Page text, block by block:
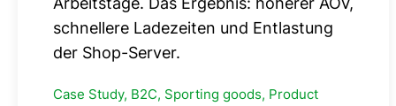
schnellere Ladezeiten und Entlastung
der Shop-Server.
Case Study, B2C, Sporting goods, Product